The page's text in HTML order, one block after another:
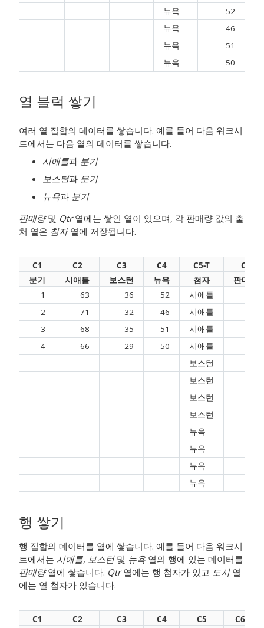
뉴욕
52
뉴욕
46
뉴욕
51
뉴욕
50
열 블럭 쌓기
여러 열 집합의 데이터를 쌓습니다. 예를 들어 다음 워크시
트에서는 다음 열의 데이터를 쌓습니다.
시애틀과 분기
보스턴과 분기
뉴욕과 분기
판매량및 Qtr열에는 쌓인 열이 있으며, 각 판매량 값의 출
처 열은 첨자열에 저장됩니다.
C1 C2 C3 C4 C5-T
C6
분기
시애틀 보스턴 뉴욕 첨자
판매량
1
63 36 52 시애틀
2
71 32 46 시애틀
3
68 35 51 시애틀
4
66 29 50 시애틀
보스턴
보스턴
보스턴
보스턴
뉴욕
뉴욕
뉴욕
뉴욕
행 쌓기
행 집합의 데이터를 열에 쌓습니다. 예를 들어 다음 워크시
트에서는 시애틀, 보스턴및 뉴욕 열의 행에 있는 데이터를
판매량열에 쌓습니다. Qtr열에는 행 첨자가 있고 도시열
에는 열 첨자가 있습니다.
C1 C2 C3 C4 C5
C6